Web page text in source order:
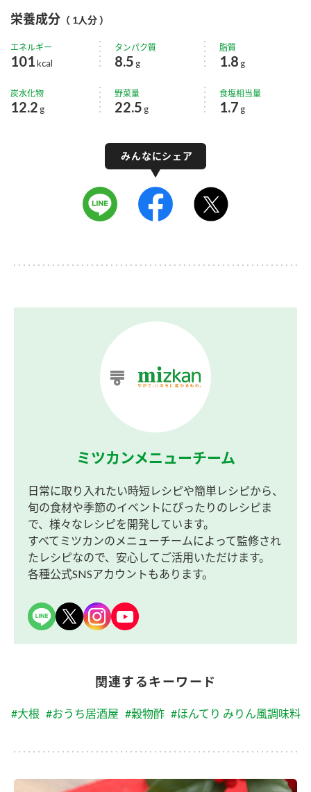
栄養成分 （ 1人分 ）
エネルギー
101 kcal
タンパク質
8.5 g
脂質
1.8 g
炭水化物
12.2 g
野菜量
22.5 g
食塩相当量
1.7 g
ミツカンメニューチーム
日常に取り入れたい時短レシピや簡単レシピから、
旬の食材や季節のイベントにぴったりのレシピま
で、様々なレシピを開発しています。
すべてミツカンのメニューチームによって監修され
たレシピなので、安心してご活用いただけます。
各種公式SNSアカウントもあります。
関連するキーワード
#大根 #おうち居酒屋 #穀物酢 #ほんてり みりん風調味料